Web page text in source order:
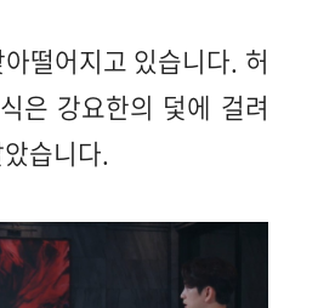
떨어지고 있습니다. 허
은 강요한의 덫에 걸려
습니다.